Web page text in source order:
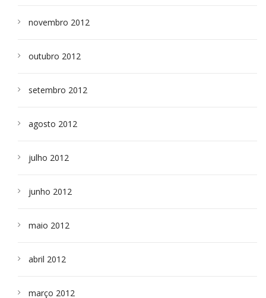
novembro 2012
outubro 2012
setembro 2012
agosto 2012
julho 2012
junho 2012
maio 2012
abril 2012
março 2012